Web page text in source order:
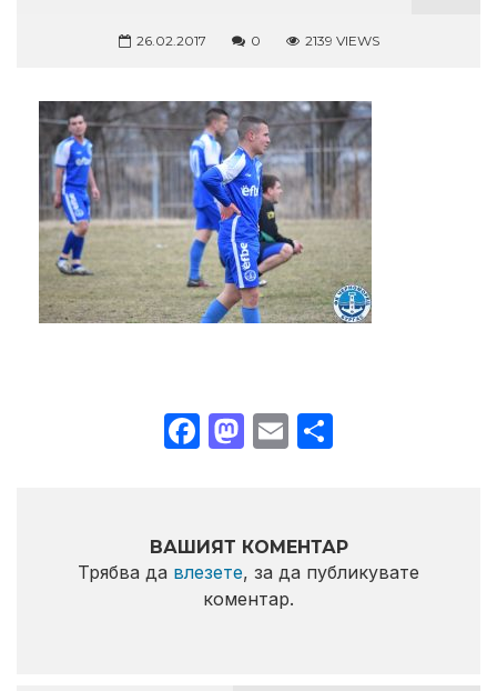
26.02.2017 0 2139 VIEWS
Facebook
Mastodon
Email
ВАШИЯТ КОМЕНТАР
Трябва да влезете, за да публикувате
коментар.